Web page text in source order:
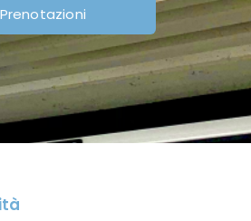
Prenotazioni